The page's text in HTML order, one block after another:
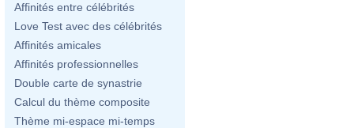
Affinités entre célébrités
Love Test avec des célébrités
Affinités amicales
Affinités professionnelles
Double carte de synastrie
Calcul du thème composite
Thème mi-espace mi-temps